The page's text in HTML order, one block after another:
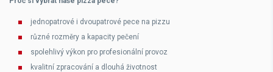
jednopatrové i dvoupatrové pece na pizzu
různé rozměry a kapacity pečení
spolehlivý výkon pro profesionální provoz
kvalitní zpracování a dlouhá životnost